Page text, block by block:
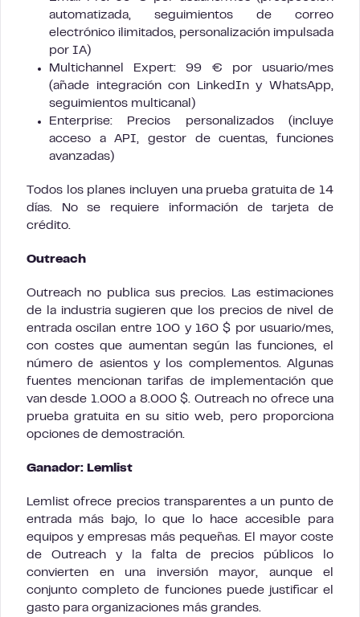
automatizada, seguimientos de correo
electrónico ilimitados, personalización impulsada
por IA)
Multichannel Expert: 99 € por usuario/mes
(añade integración con LinkedIn y WhatsApp,
seguimientos multicanal)
Enterprise: Precios personalizados (incluye
acceso a API, gestor de cuentas, funciones
avanzadas)
Todos los planes incluyen una prueba gratuita de 14
días. No se requiere información de tarjeta de
crédito.
Outreach
Outreach no publica sus precios. Las estimaciones
de la industria sugieren que los precios de nivel de
entrada oscilan entre 100 y 160 $ por usuario/mes,
con costes que aumentan según las funciones, el
número de asientos y los complementos. Algunas
fuentes mencionan tarifas de implementación que
van desde 1.000 a 8.000 $. Outreach no ofrece una
prueba gratuita en su sitio web, pero proporciona
opciones de demostración.
Ganador: Lemlist
Lemlist ofrece precios transparentes a un punto de
entrada más bajo, lo que lo hace accesible para
equipos y empresas más pequeñas. El mayor coste
de Outreach y la falta de precios públicos lo
convierten en una inversión mayor, aunque el
conjunto completo de funciones puede justificar el
gasto para organizaciones más grandes.